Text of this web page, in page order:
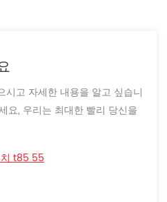
시고 자세한 내용을 알고 싶습니
요, 우리는 최대한 빨리 당신을
t85 55